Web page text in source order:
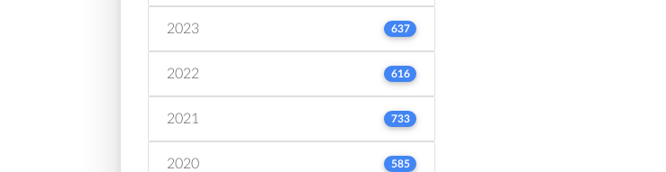
2023 637
2022 616
2021 733
2020 585